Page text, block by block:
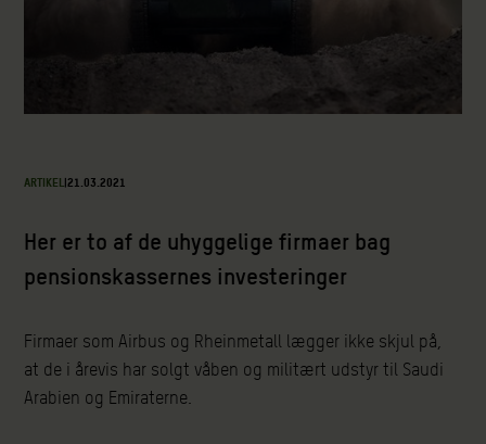
ARTIKEL |21.03.2021
Her er to af de uhyggelige firmaer bag
pensionskassernes investeringer
Firmaer som Airbus og Rheinmetall lægger ikke skjul på,
at de i årevis har solgt våben og militært udstyr til Saudi
Arabien og Emiraterne.